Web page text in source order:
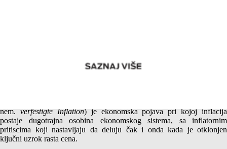
Da li se i kako se u Bosni inflacija ukorenila? – Ekonomsko
nem. verfestigte Inflation) je ekonomska pojava pri kojoj inflacija
postaje dugotrajna osobina ekonomskog sistema, sa inflatornim
pritiscima koji nastavljaju da deluju čak i onda kada je otklonjen
ključni uzrok rasta cena.